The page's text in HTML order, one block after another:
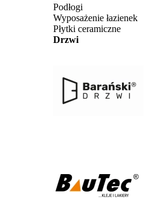
Podłogi
Wyposażenie łazienek
Płytki ceramiczne
Drzwi